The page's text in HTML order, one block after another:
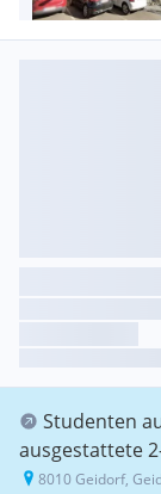
Studenten
ausgestattete
ReSowi-
8010 Geidorf,